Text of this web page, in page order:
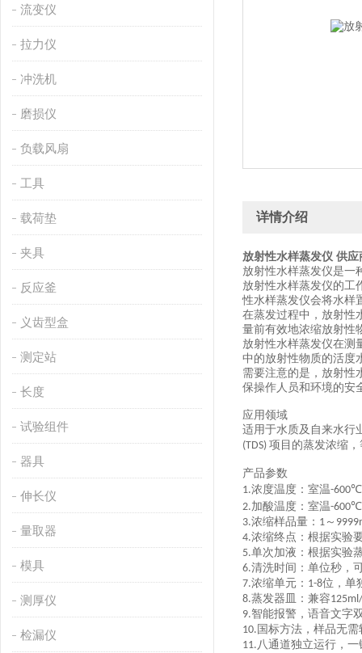
流变仪
拉力仪
冲洗机
磨损仪
负载风扇
工具
载荷垫
夹具
反应釜
义齿型盒
测定站
长度
试验组件
器具
伸长仪
量取器
模具
测厚仪
检漏仪
详情介绍
放射性水样蒸发仪 供应
放射性水样蒸发仪是一
放射性水样蒸发仪的工
性水样蒸发仪会将水样
在蒸发过程中，放射性
量前有效地浓缩放射性
放射性水样蒸发仪在测
中的放射性物质的活度
需要注意的是，放射性
保操作人员和环境的安
应用领域
适用于水质及自来水行
(TDS) 项目的蒸发浓缩
产品参数
1.浓度温度：室温-600℃
2.加酸温度：室温-600℃
3.浓缩样品量： 1 ～
4.浓缩终点：根据实验
5.单次加液：根据实验
6.清洗时间：单位秒，
7.浓缩单元： 1-8位，单
8.蒸发器皿：兼容
9.智能报警，语音文字
10. 国标方法，样品无
11. 八通道独立运行，